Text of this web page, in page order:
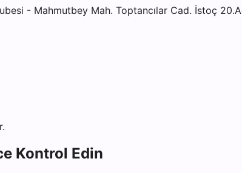
- Mahmutbey Mah. Toptancılar Cad. İstoç
Kontrol Edin